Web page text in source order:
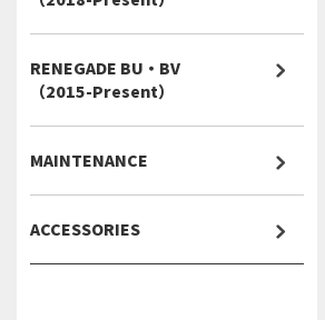
RENEGADE BU・BV
（2015-Present）
MAINTENANCE
ACCESSORIES